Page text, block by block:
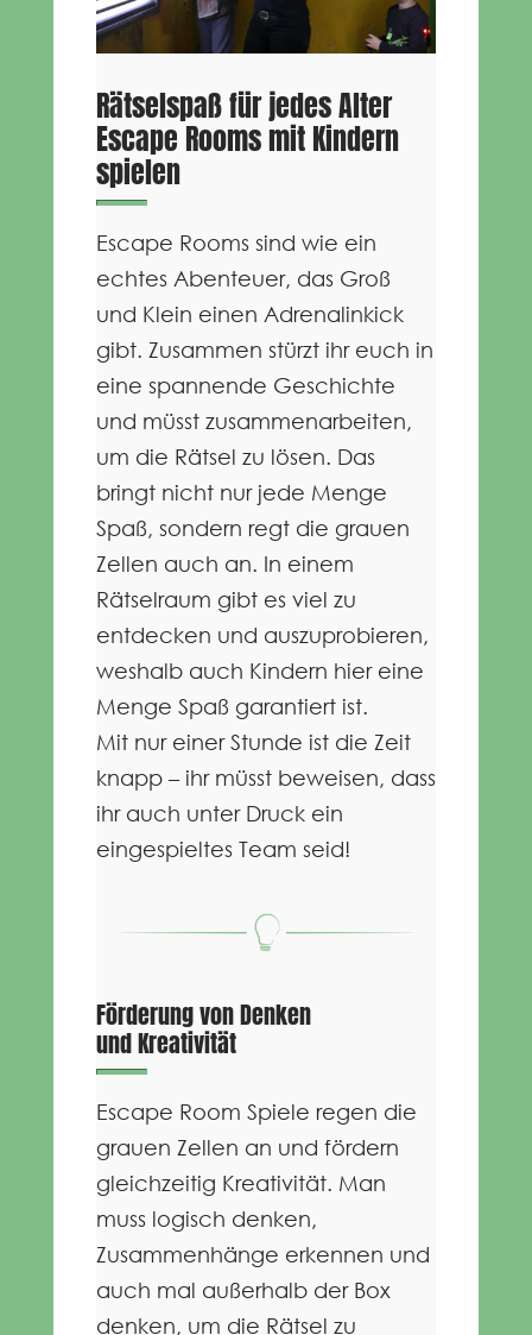
Rätselspaß für jedes Alter
Escape Rooms mit Kindern
spielen
Escape Rooms sind wie ein
echtes Abenteuer, das Groß
und Klein einen Adrenalinkick
gibt. Zusammen stürzt ihr euch in
eine spannende Geschichte
und müsst zusammenarbeiten,
um die Rätsel zu lösen. Das
bringt nicht nur jede Menge
Spaß, sondern regt die grauen
Zellen auch an. In einem
Rätselraum gibt es viel zu
entdecken und auszuprobieren,
weshalb auch Kindern hier eine
Menge Spaß garantiert ist.
Mit nur einer Stunde ist die Zeit
knapp – ihr müsst beweisen, dass
ihr auch unter Druck ein
eingespieltes Team seid!
Förderung von Denken
und Kreativität
Escape Room Spiele regen die
grauen Zellen an und fördern
gleichzeitig Kreativität. Man
muss logisch denken,
Zusammenhänge erkennen und
auch mal außerhalb der Box
denken, um die Rätsel zu